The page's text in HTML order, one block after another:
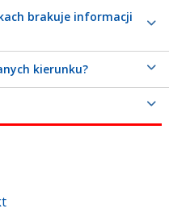
brakuje informacji
kierunku?